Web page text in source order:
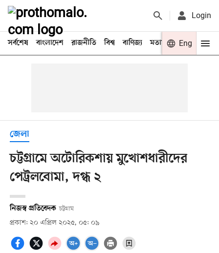
Login
সর্বশেষ বাংলাদেশ রাজনীতি বিশ্ব বাণিজ্য মতামত খেলা
Eng
জেলা
চট্টগ্রামে অটোরিকশায় মুখোশধারীদের
পেট্রলবোমা, দগ্ধ ২
নিজস্ব প্রতিবেদক চট্টগ্রাম
প্রকাশ: ২০ এপ্রিল ২০২৫, ০৫: ০৯